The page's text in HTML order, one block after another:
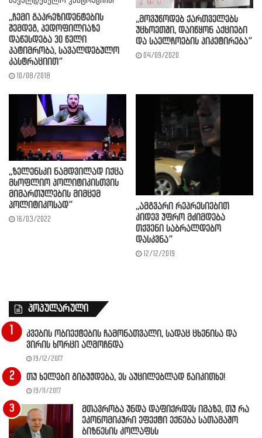
,,ჩემი გაპრეზიდენტების
შემდეგ, პედოფილიაზე
დაწესდება 30 წელი
პატიმრობა, სავალდებულო
კასტრაციით”
10/08/2018
,,მოვუწოდებ ქართველებს
უცხოეთში, დაიწყონ აქციები
და საელჩოების პიკეტირება”
04/09/2020
,,ზელენსკი ნამდვილად იქცა
მსოფლიო პოლიტიკისთვის
მიმართულების მიმცემ
პოლიტიკოსად”
16/03/2022
,,ამგვარი რეპრესიებით
კიდევ უფრო მძიმდება
თქვენი საბრალდებო
დასკვნა”
12/12/2019
პოპულარული
კვების ობიექტების ჩამონათვალი, სადაც ცხენისა და
ვირის ხორცი აღმოჩნდა
19/12/2017
თუ ხელები გიბუჟდება, ეს აუცილებლად წაიკითხე!
19/11/2017
მთავრობა უნდა დაფიქრდეს იმაზე, თუ რა
ეკონომიკური ეფექტი ექნება სათამაშო
ბიზნესის კოლაფსს